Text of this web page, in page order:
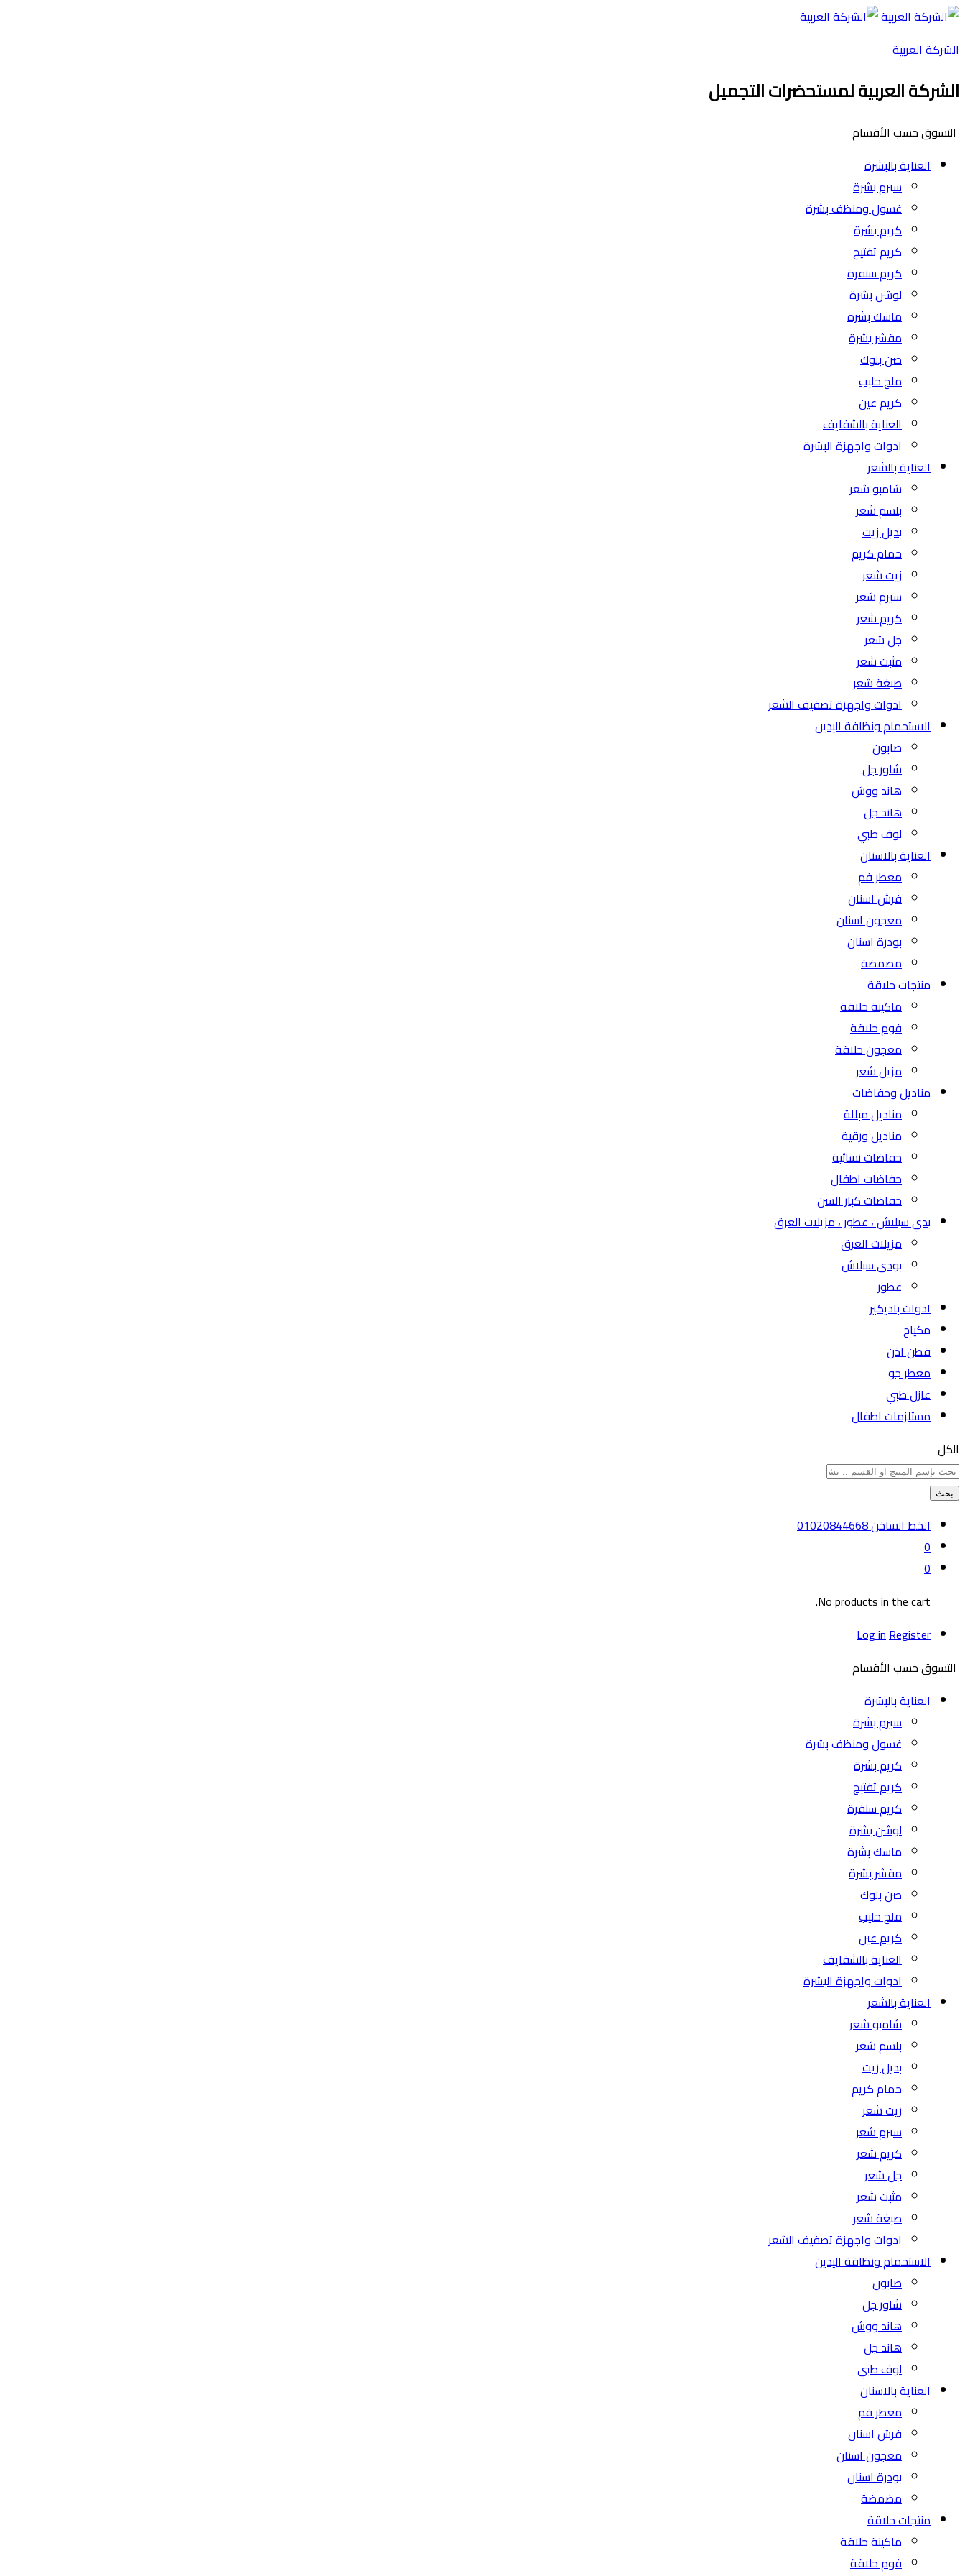
الشركة العربية
الشركة العربية لمستحضرات التجميل
التسوق حسب الأقسام
العناية بالبشرة
سيرم بشرة
غسول ومنظف بشرة
كريم بشرة
كريم تفتيح
كريم سنفرة
لوشن بشرة
ماسك بشرة
مقشر بشرة
صن بلوك
ملح حليب
كريم عين
العناية بالشفايف
ادوات واجهزة البشرة
العناية بالشعر
شامبو شعر
بلسم شعر
بديل زيت
حمام كريم
زيت شعر
سيرم شعر
كريم شعر
جل شعر
مثبت شعر
صبغة شعر
ادوات واجهزة تصفيف الشعر
الاستحمام ونظافة اليدين
صابون
شاور جل
هاند ووش
هاند جل
لوف طبي
العناية بالاسنان
معطر فم
فرش اسنان
معجون اسنان
بودرة اسنان
مضمضة
منتجات حلاقة
ماكينة حلاقة
فوم حلاقة
معجون حلاقة
مزيل شعر
مناديل وحفاضات
مناديل مبللة
مناديل ورقية
حفاضات نسائية
حفاضات اطفال
حفاضات كبار السن
بدي سبلاش ، عطور ، مزيلات العرق
مزيلات العرق
بودى سبلاش
عطور
ادوات باديكير
مكياج
قطن اذن
معطر جو
عازل طبي
مستلزمات اطفال
الكل
بحث
الخط الساخن01020844668
0
0
No products in the cart.
Log inRegister
التسوق حسب الأقسام
العناية بالبشرة
سيرم بشرة
غسول ومنظف بشرة
كريم بشرة
كريم تفتيح
كريم سنفرة
لوشن بشرة
ماسك بشرة
مقشر بشرة
صن بلوك
ملح حليب
كريم عين
العناية بالشفايف
ادوات واجهزة البشرة
العناية بالشعر
شامبو شعر
بلسم شعر
بديل زيت
حمام كريم
زيت شعر
سيرم شعر
كريم شعر
جل شعر
مثبت شعر
صبغة شعر
ادوات واجهزة تصفيف الشعر
الاستحمام ونظافة اليدين
صابون
شاور جل
هاند ووش
هاند جل
لوف طبي
العناية بالاسنان
معطر فم
فرش اسنان
معجون اسنان
بودرة اسنان
مضمضة
منتجات حلاقة
ماكينة حلاقة
فوم حلاقة